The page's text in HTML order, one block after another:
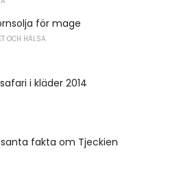
för mage
OCH HÄLSA
i kläder 2014
fakta om Tjeckien